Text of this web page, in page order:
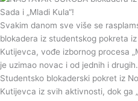
Svakim danom sve više se
blokadera iz studentskog pokreta
Kutijevca, vođe izbornog procesa
je uzimao novac i od jednih i drugih.
Studentsko blokaderski pokret iz
Kutijevca iz svih aktivnosti, dok ga